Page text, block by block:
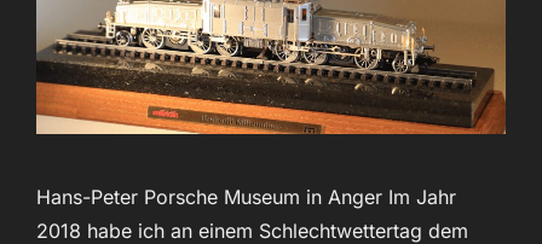
Hans-Peter Porsche Museum in Anger Im Jahr
2018 habe ich an einem Schlechtwettertag dem